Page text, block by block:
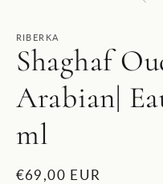
RIBERKA
Shaghaf
Arabian|
ml
Regular
€69,00 EUR